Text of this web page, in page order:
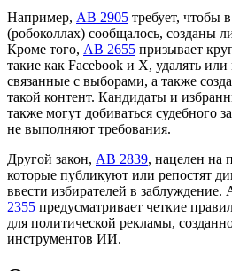
Например, AB 2905 требует, чтобы
(робоколлах) сообщалось, созданы
Кроме того, AB 2655 призывает
такие как Facebook и X, удалять
связанные с выборами, а также
такой контент. Кандидаты и
также могут добиваться судебного
не выполняют требования.
Другой закон, AB 2839, нацелен на
которые публикуют или репостят
ввести избирателей в
2355 предусматривает четкие
для политической рекламы,
инструментов ИИ.